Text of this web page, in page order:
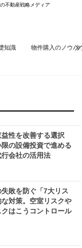
不動産戦略メディア
知識 物件購入のノウハ
性を改善する選択
の設備投資で進める
会社の活用法
敗を防ぐ「7大リス
対策。空室リスクや
はこうコントロール